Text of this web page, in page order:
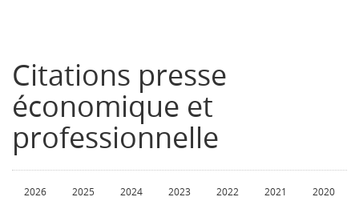
Citations presse
économique et
professionnelle
2026 2025 2024 2023 2022 2021 2020